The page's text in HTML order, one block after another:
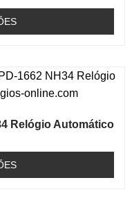
Relógio Automático